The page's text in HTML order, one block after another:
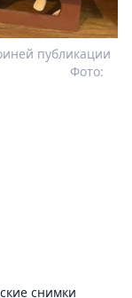
публикации
Фото:
снимки